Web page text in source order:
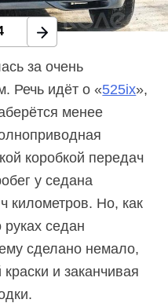
за очень
Речь идёт о «525ix»,
менее
коробкой передач
у седана
километров. Но, как
руках седан
сделано немало,
и заканчивая